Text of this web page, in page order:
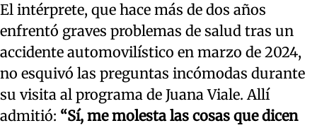
El intérprete, que hace más de dos años
enfrentó graves problemas de salud tras un
accidente automovilístico en marzo de 2024,
no esquivó las preguntas incómodas durante
su visita al programa de Juana Viale. Allí
admitió: “Sí, me molesta las cosas que dicen